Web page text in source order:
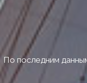
По последним